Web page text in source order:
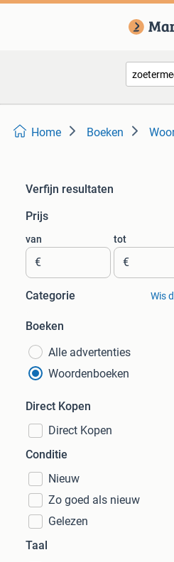
Home Boeken
Verfijn resultaten
Prijs
van
€
tot
€
Categorie Wis
Boeken
Alle advertenties
Woordenboeken
Direct Kopen
Direct Kopen
Conditie
Nieuw
Zo goed als nieuw
Gelezen
Taal